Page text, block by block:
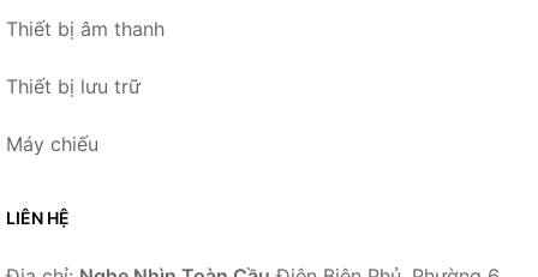
Thiết bị âm thanh
Thiết bị lưu trữ
Máy chiếu
LIÊN HỆ